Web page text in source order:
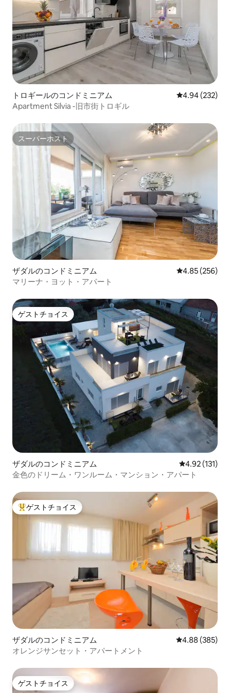
トロギールのコンドミニアム レビュー232
4.94 (232)
Apartment Silvia -旧市街トロギル
スーパーホスト
スーパーホスト
ザダルのコンドミニアム レビュー256
4.85 (256)
マリーナ・ヨット・アパート
ゲストチョイス
ゲストチョイス
ザダルのコンドミニアム レビュー131
4.92 (131)
金色のドリーム・ワンルーム・マンション・アパート
大好評のゲストチョイスです。
ゲストチョイス
ザダルのコンドミニアム レビュー385
4.88 (385)
オレンジサンセット・アパートメント
ゲストチョイス
ゲストチョイス